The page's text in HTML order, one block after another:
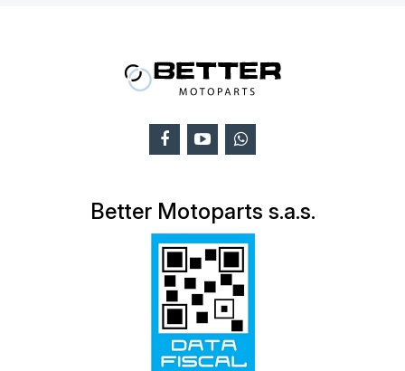
Better Motoparts s.a.s.